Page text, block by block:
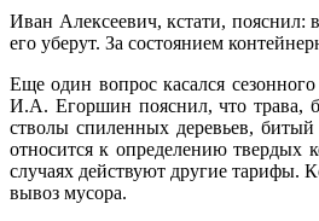
Иван Алексеевич, кстати, пояснил:
его уберут. За состоянием
Еще один вопрос касался
И.А. Егоршин пояснил, что трава,
стволы спиленных деревьев,
относится к определению твердых
случаях действуют другие тарифы.
вывоз мусора.